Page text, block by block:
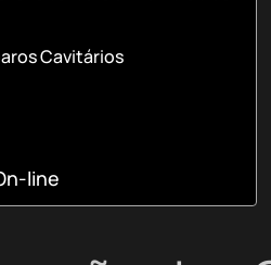
Cavitários
line